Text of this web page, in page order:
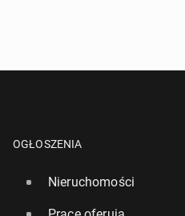
OGŁOSZENIA
Nieruchomości